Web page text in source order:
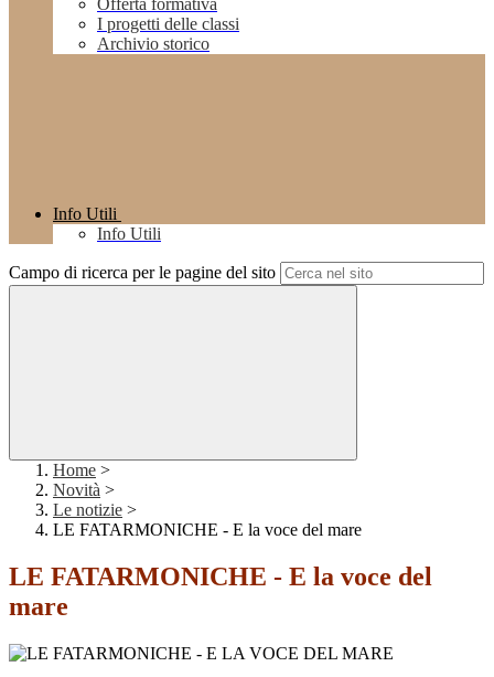
Offerta formativa
I progetti delle classi
Archivio storico
Info Utili
Info Utili
Campo di ricerca per le pagine del sito
Home >
Novità >
Le notizie >
LE FATARMONICHE - E la voce del mare
LE FATARMONICHE - E la voce del
mare